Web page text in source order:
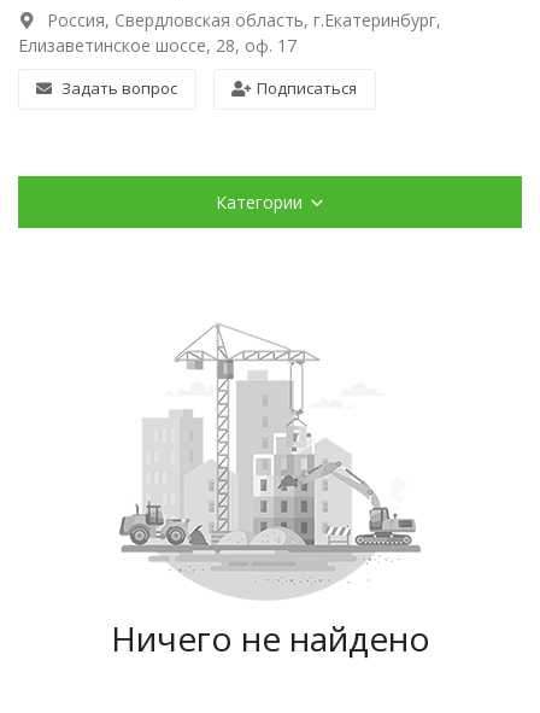
Россия, Свердловская область, г.Екатеринбург,
Елизаветинское шоссе, 28, оф. 17
Задать вопрос Подписаться
Категории
Ничего не найдено